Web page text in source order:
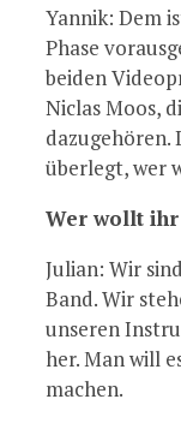
Yannik: Dem
Phase
beiden
Niclas Moos,
dazugehören.
überlegt, wer
Wer wollt
Julian: Wir
Band. Wir
unseren
her. Man will
machen.